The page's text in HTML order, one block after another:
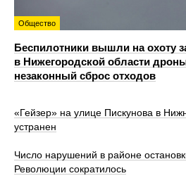
Общество
Беспилотники вышли на охоту
в Нижегородской области
незаконный сброс отходов
«Гейзер» на улице Пискунова в
устранен
Число нарушений в районе
Революции сократилось